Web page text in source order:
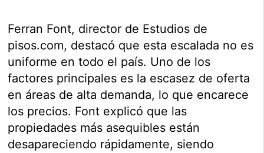
Ferran Font, director de Estudios de
pisos.com, destacó que esta escalada no es
uniforme en todo el país. Uno de los
factores principales es la escasez de oferta
en áreas de alta demanda, lo que encarece
los precios. Font explicó que las
propiedades más asequibles están
desapareciendo rápidamente, siendo